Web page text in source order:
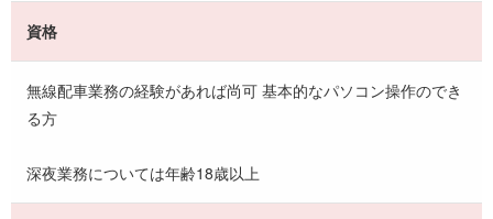
資格
無線配車業務の経験があれば尚可 基本的なパソコン操作のでき
る方
深夜業務については年齢18歳以上